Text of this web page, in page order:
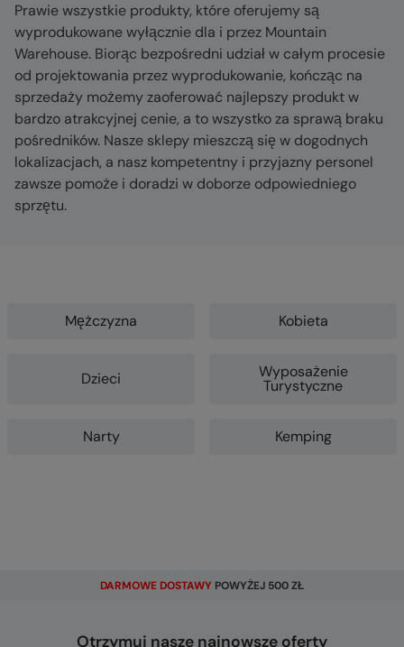
Prawie wszystkie produkty, które oferujemy są
wyprodukowane wyłącznie dla i przez Mountain
Warehouse. Biorąc bezpośredni udział w całym procesie
od projektowania przez wyprodukowanie, kończąc na
sprzedaży możemy zaoferować najlepszy produkt w
bardzo atrakcyjnej cenie, a to wszystko za sprawą braku
pośredników. Nasze sklepy mieszczą się w dogodnych
lokalizacjach, a nasz kompetentny i przyjazny personel
zawsze pomoże i doradzi w doborze odpowiedniego
sprzętu.
Mężczyzna Kobieta
Dzieci Wyposażenie
Turystyczne
Narty Kemping
DARMOWE DOSTAWY POWYŻEJ 500 ZŁ
Otrzymuj nasze najnowsze oferty